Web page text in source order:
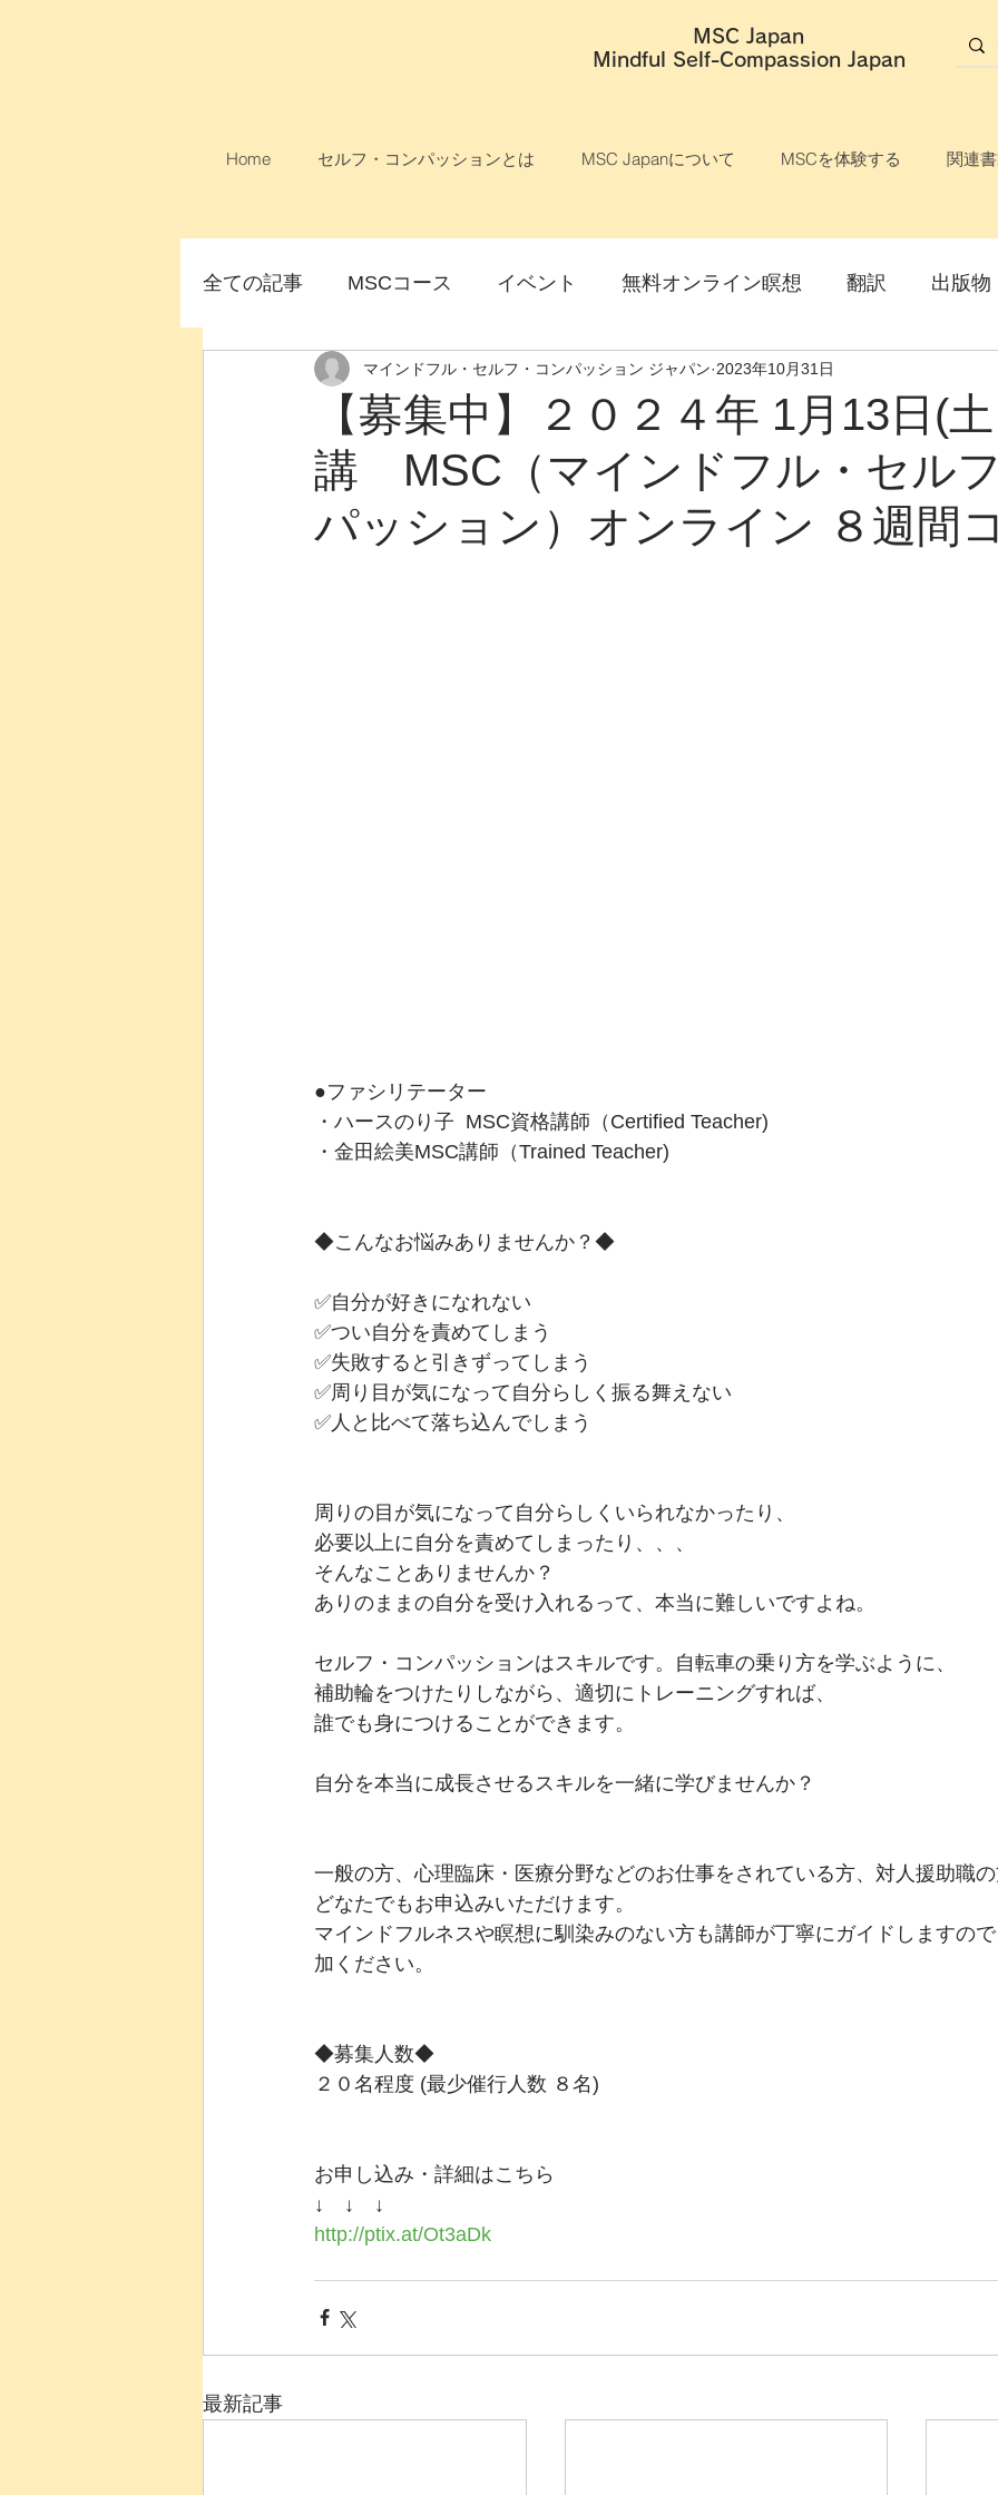
MSC Japan
​Mindful Self-Compassion Japan
Home セルフ・コンパッションとは MSC Japanについて MSCを体験する 関連
全ての記事 MSCコース イベント 無料オンライン瞑想 翻訳 出版物
MSCコース無料説明会 マインドフル・セルフ・コンパッション
女性のためのMSC オンライン開催 オンライン講座 対面開催 参
はじめての方歓迎 医療従事者向けMSC リトリート サイレント・リト
【募集中】２０２４年 1月13日(
講 MSC（マインドフル・セル
パッション）オンライン ８週間
マインドフル・セルフ・コンパッション ジャパン 2023年10月31日
●ファシリテーター
・ハースのり子  MSC資格講師（Certified Teacher)
・金田絵美MSC講師（Trained Teacher)
◆こんなお悩みありませんか？◆
✅自分が好きになれない
✅つい自分を責めてしまう
✅失敗すると引きずってしまう
✅周り目が気になって自分らしく振る舞えない
✅人と比べて落ち込んでしまう
周りの目が気になって自分らしくいられなかったり、
必要以上に自分を責めてしまったり、、、
そんなことありませんか？
ありのままの自分を受け入れるって、本当に難しいですよね。
セルフ・コンパッションはスキルです。自転車の乗り方を学ぶように、
補助輪をつけたりしながら、適切にトレーニングすれば、
誰でも身につけることができます。
自分を本当に成長させるスキルを一緒に学びませんか？
一般の方、心理臨床・医療分野などのお仕事をされている方、対人援助職の
どなたでもお申込みいただけます。
マインドフルネスや瞑想に馴染みのない方も講師が丁寧にガイドしますの
加ください。
◆募集人数◆
２０名程度 (最少催行人数 ８名)
お申し込み・詳細はこちら
↓　↓　↓
http://ptix.at/Ot3aDk
最新記事